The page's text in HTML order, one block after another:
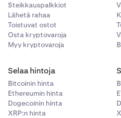
•
Kuinka varmistan, että
Osko-järjestelmää?
Jos pankkisi tukee Osko-
sille, kuinka paljon Osko-
päivittäin. Suosittelemme
pankkiisi, niin saat
Steikkauspalkkiot
Lähetä rahaa
Toistuvat ostot
Osta kryptovaroja
Myy kryptovaroja
Selaa hintoja
Bitcoinin hinta
Ethereumin hinta
Dogecoinin hinta
XRP:n hinta